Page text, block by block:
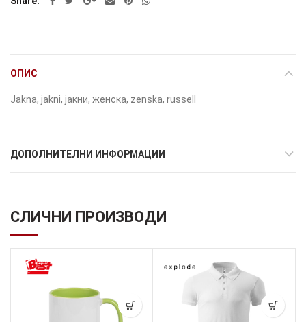
ОПИС
Jakna, jakni, јакни, женска, zenska, russell
ДОПОЛНИТЕЛНИ ИНФОРМАЦИИ
СЛИЧНИ ПРОИЗВОДИ